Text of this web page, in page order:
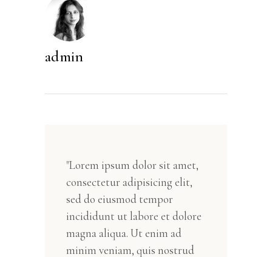
admin
"Lorem ipsum dolor sit amet,
consectetur adipisicing elit,
sed do eiusmod tempor
incididunt ut labore et dolore
magna aliqua. Ut enim ad
minim veniam, quis nostrud